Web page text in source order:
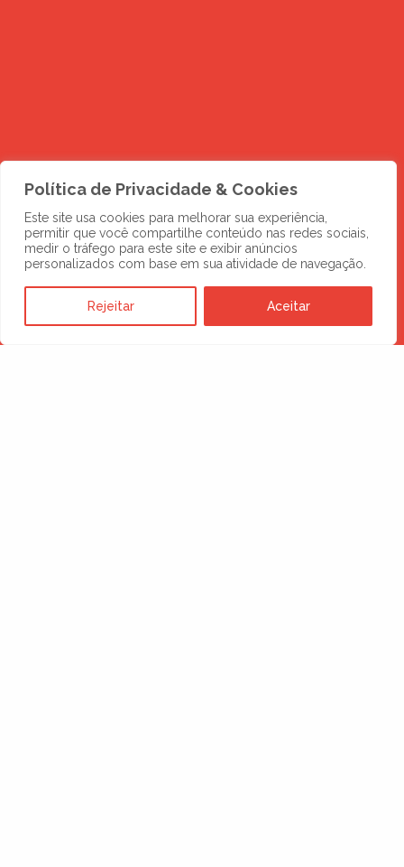
Política de Privacidade & Cookies
Este site usa cookies para melhorar sua experiência,
permitir que você compartilhe conteúdo nas redes sociais,
medir o tráfego para este site e exibir anúncios
personalizados com base em sua atividade de navegação.
Rejeitar Aceitar
DESCUBRA MAIS
Novos negócios